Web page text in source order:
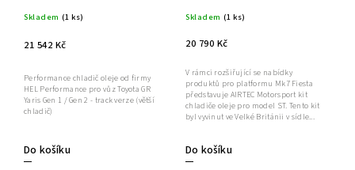
Skladem (1 ks)
21 542 Kč
Do košíku
Performance chladič oleje od firmy
HEL Performance pro vůz Toyota GR
Yaris Gen 1 / Gen 2 - track verze (větší
chladič)
Skladem (1 ks)
20 790 Kč
Do košíku
V rámci rozšiřující se nabídky
produktů pro platformu Mk7 Fiesta
představuje AIRTEC Motorsport kit
chladiče oleje pro model ST. Tento kit
byl vyvinut ve Velké Británii v sídle...